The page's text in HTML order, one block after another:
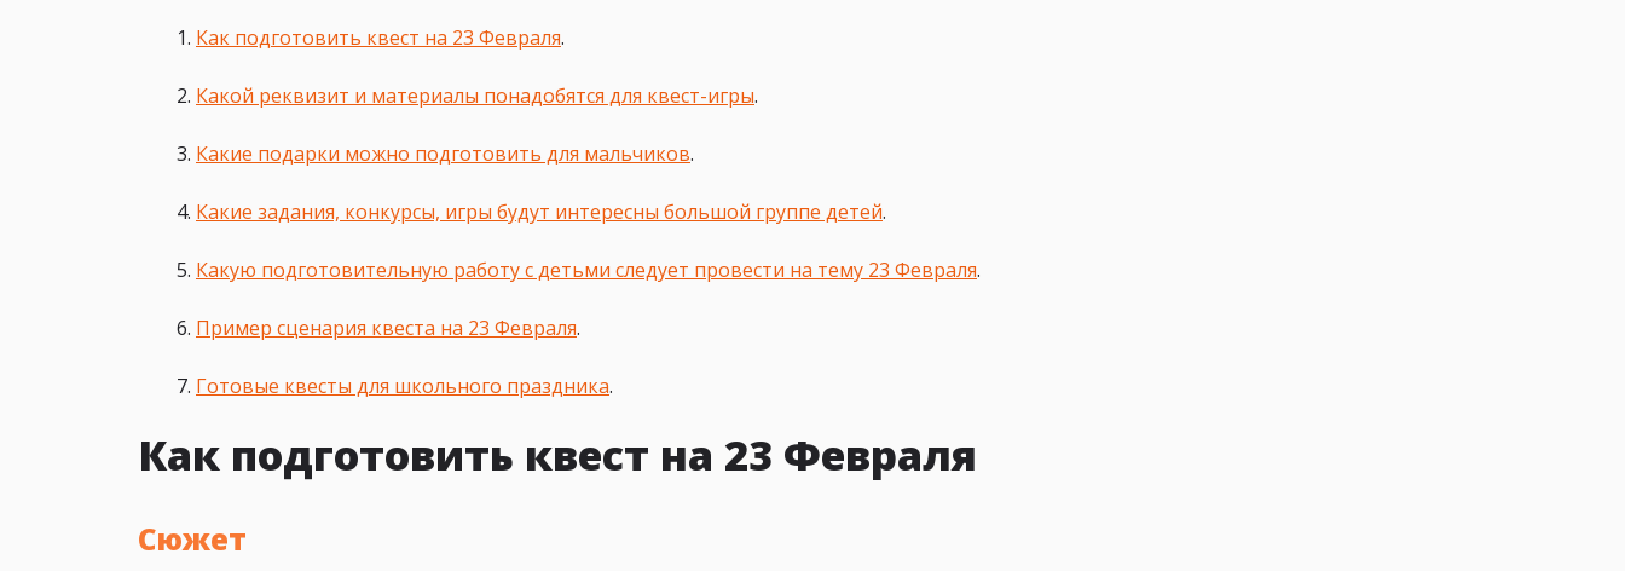
Как подготовить квест на 23 Февраля.
Какой реквизит и материалы понадобятся для квест-игры.
Какие подарки можно подготовить для мальчиков.
Какие задания, конкурсы, игры будут интересны большой группе детей.
Какую подготовительную работу с детьми следует провести на тему 23 Февраля.
Пример сценария квеста на 23 Февраля.
Готовые квесты для школьного праздника.
Как подготовить квест на 23 Февраля
Сюжет